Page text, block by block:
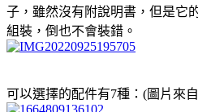
子，雖然沒有附說明書，但是它
組裝，倒也不會裝錯。
可以選擇的配件有7種：(圖片來